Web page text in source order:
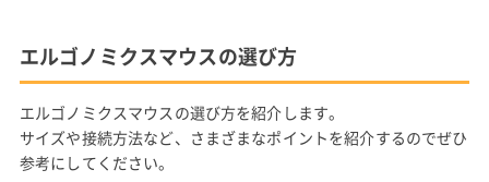
エルゴノミクスマウスの選び方
エルゴノミクスマウスの選び方を紹介します。
サイズや接続方法など、さまざまなポイントを紹介するのでぜひ
参考にしてください。